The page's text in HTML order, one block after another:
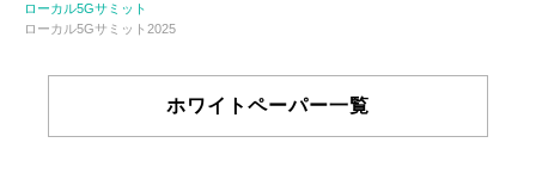
ローカル5Gサミット
ローカル5Gサミット2025
ホワイトペーパー一覧